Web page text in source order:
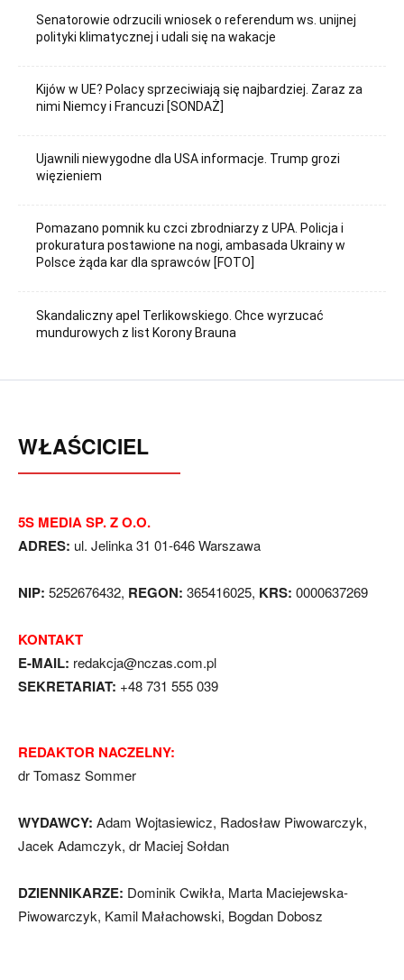
Senatorowie odrzucili wniosek o referendum ws. unijnej
polityki klimatycznej i udali się na wakacje
Kijów w UE? Polacy sprzeciwiają się najbardziej. Zaraz za
nimi Niemcy i Francuzi [SONDAŻ]
Ujawnili niewygodne dla USA informacje. Trump grozi
więzieniem
Pomazano pomnik ku czci zbrodniarzy z UPA. Policja i
prokuratura postawione na nogi, ambasada Ukrainy w
Polsce żąda kar dla sprawców [FOTO]
Skandaliczny apel Terlikowskiego. Chce wyrzucać
mundurowych z list Korony Brauna
WŁAŚCICIEL
5S MEDIA SP. Z O.O.
ADRES: ul. Jelinka 31 01-646 Warszawa
NIP: 5252676432, REGON: 365416025, KRS: 0000637269
KONTAKT
E-MAIL: redakcja@nczas.com.pl
SEKRETARIAT: +48 731 555 039
REDAKTOR NACZELNY:
dr Tomasz Sommer
WYDAWCY: Adam Wojtasiewicz, Radosław Piwowarczyk,
Jacek Adamczyk, dr Maciej Sołdan
DZIENNIKARZE: Dominik Cwikła, Marta Maciejewska-
Piwowarczyk, Kamil Małachowski, Bogdan Dobosz